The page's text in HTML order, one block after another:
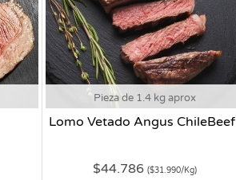
Pieza de 1.4 kg aprox
Lomo Vetado Angus ChileBeef
$44.786 ($31.990/Kg)